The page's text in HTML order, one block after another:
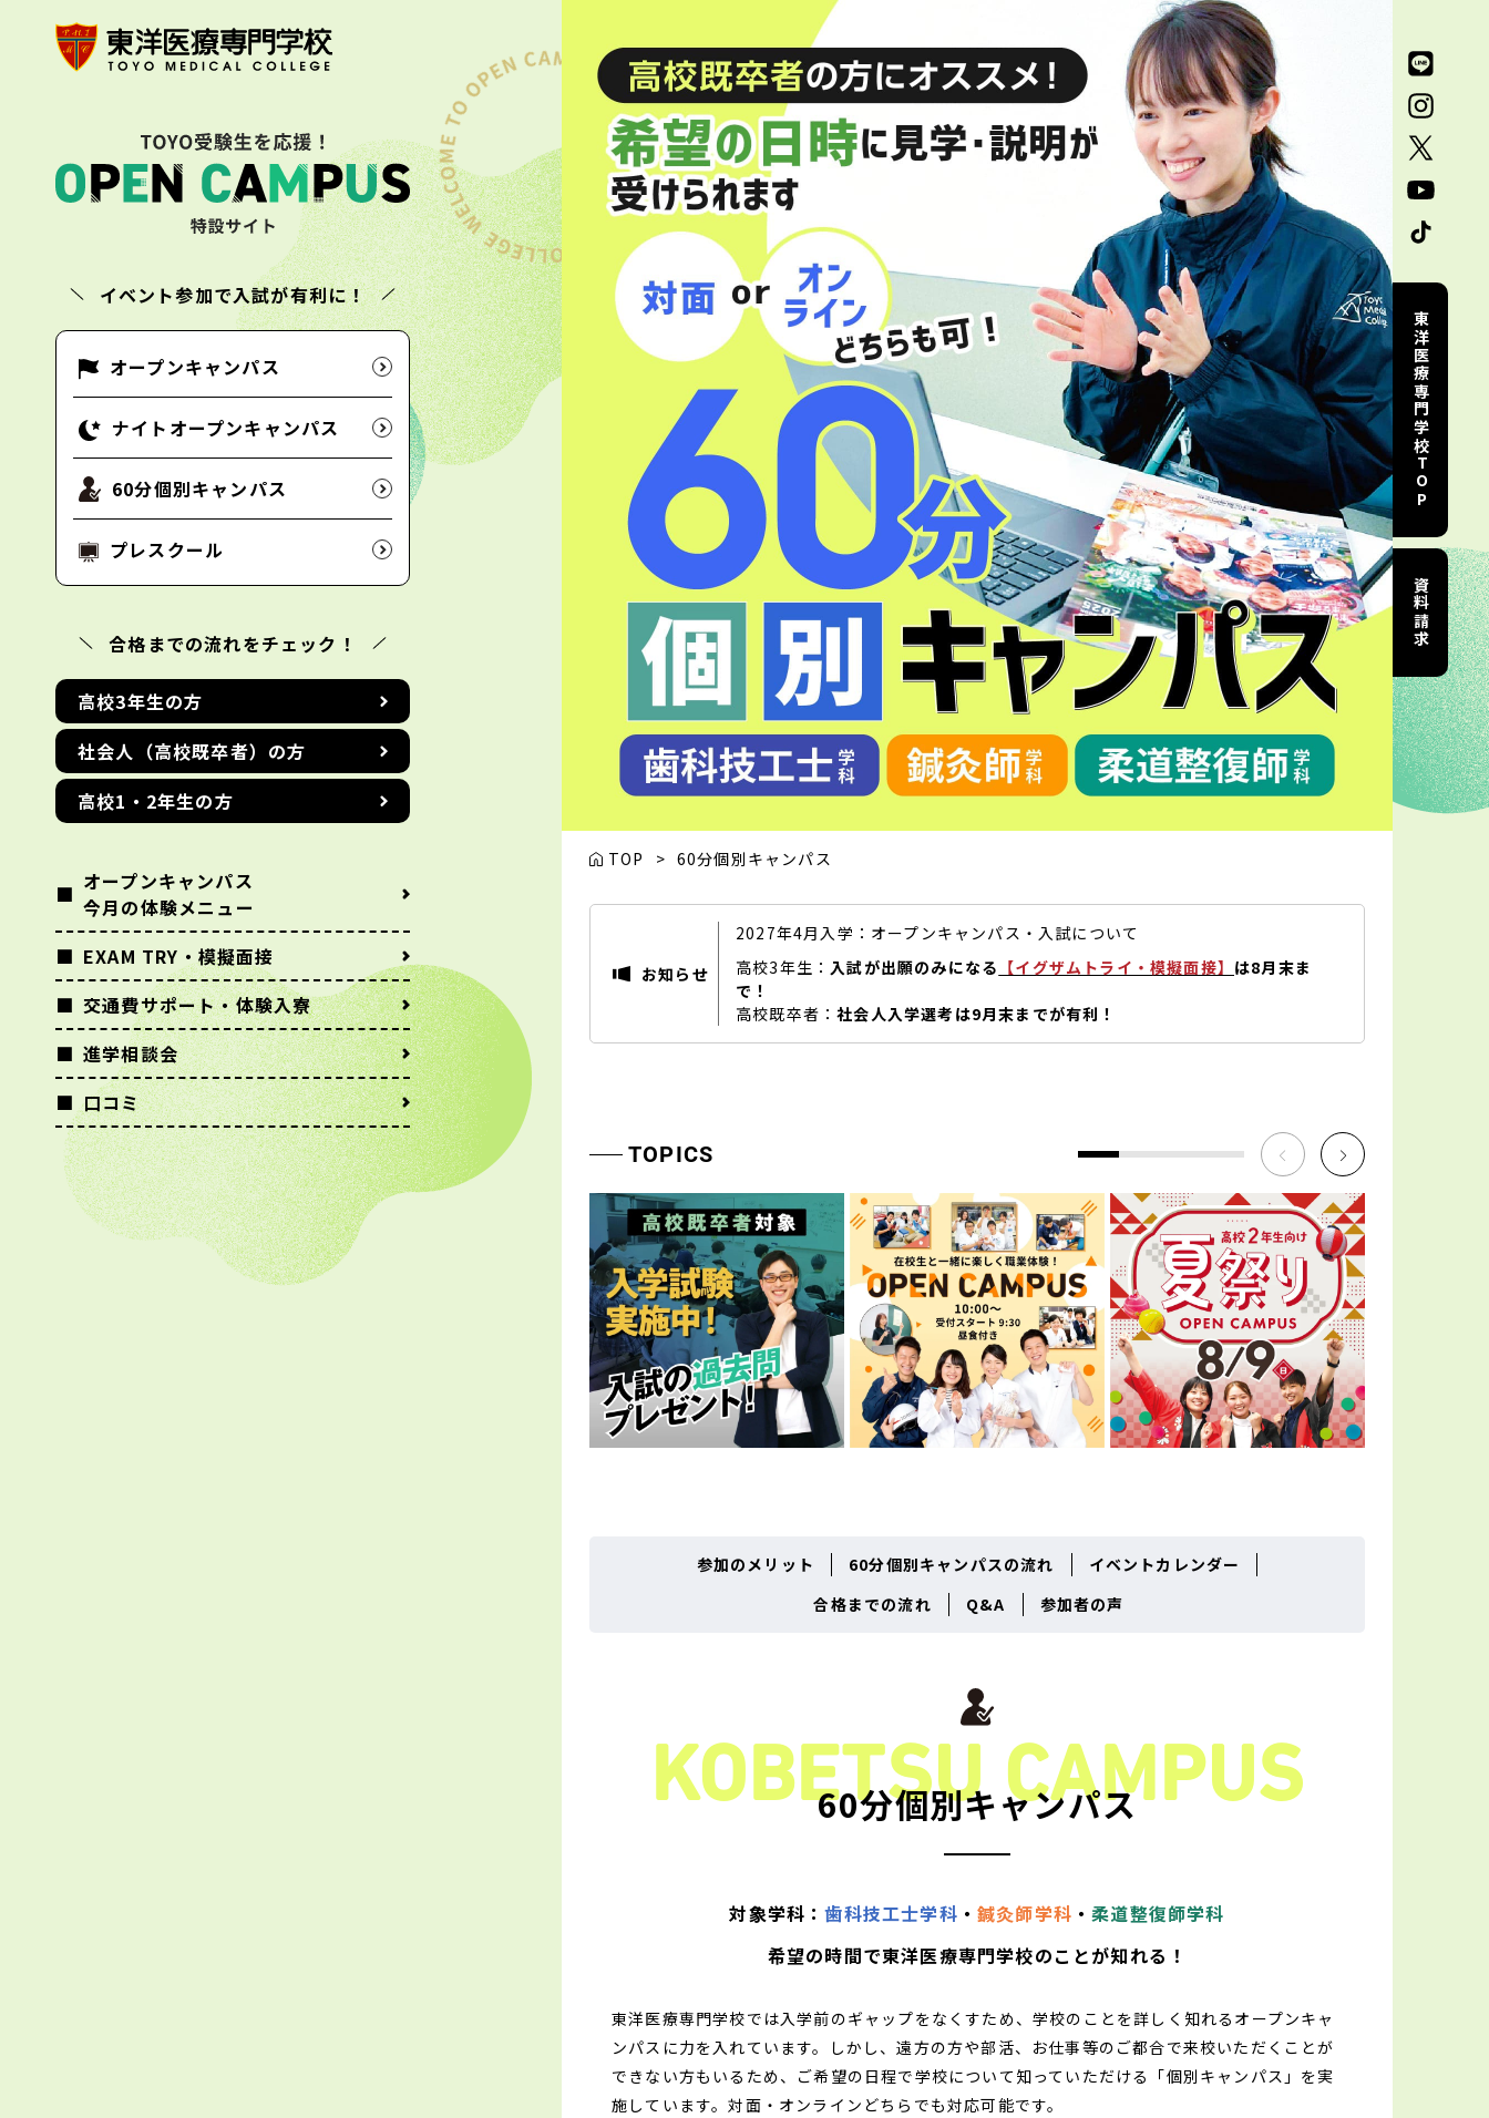
イベント参加で入試が有利に！
オープンキャンパス
ナイトオープンキャンパス
60分個別キャンパス
プレスクール
合格までの流れをチェック！
高校3年生の方
社会人（高校既卒者）の方
高校1・2年生の方
オープンキャンパス
今月の体験メニュー
EXAM TRY・模擬面接
交通費サポート・体験入寮
進学相談会
口コミ
東洋医療専門学校TOP
資料請求
TOP > 60分個別キャンパス
お知らせ
2027年4月入学：オープンキャンパス・入試について
高校3年生：入試が出願のみになる 【イグザムトライ・模擬面接】 は8月末ま
で！
高校既卒者：社会人入学選考は9月末までが有利！
TOPICS
参加のメリット 60分個別キャンパスの流れ
イベントカレンダー
合格までの流れ
Q&A 参加者の声
KOBETSUCAMPUS
60分個別キャンパス
対象学科：歯科技工士学科 ・ 鍼灸師学科 ・柔道整復師学科
希望の時間で東洋医療専門学校のことが知れる！
東洋医療専門学校では入学前のギャップをなくすため、学校のことを詳しく知れるオープンキャ
ンパスに力を入れています。しかし、遠方の方や部活、お仕事等のご都合で来校いただくことが
できない方もいるため、ご希望の日程で学校について知っていただける「個別キャンパス」を実
施しています。対面・オンラインどちらでも対応可能です。